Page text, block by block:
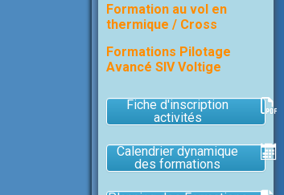
Formation au vol en
thermique / Cross
Formations Pilotage
Avancé SIV Voltige
Fiche d'inscription
activités
Calendrier dynamique
des formations